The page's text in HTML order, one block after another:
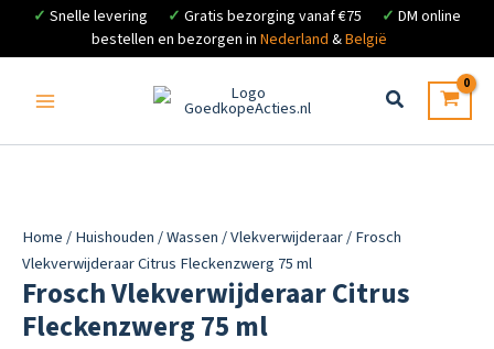
✓ Snelle levering ✓ Gratis bezorging vanaf €75 ✓ DM online
bestellen en bezorgen in Nederland &België
inhoud
Home/Huishouden/Wassen/Vlekverwijderaar/ Frosch
Vlekverwijderaar Citrus Fleckenzwerg 75 ml
Frosch Vlekverwijderaar Citrus
Fleckenzwerg 75 ml